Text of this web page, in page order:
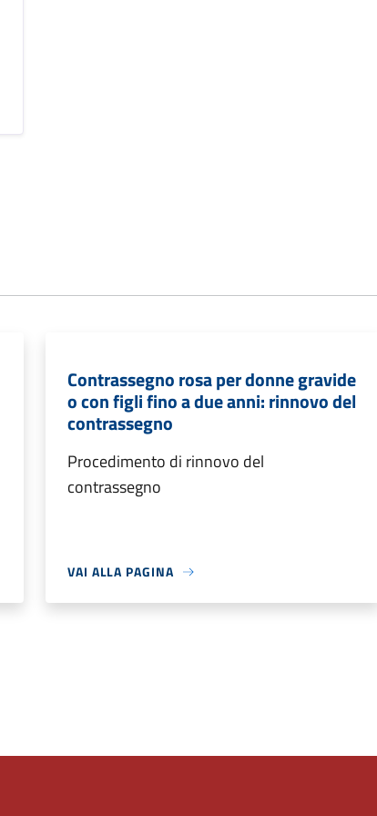
Contrassegno rosa per donne gravide
o con figli fino a due anni: rinnovo del
contrassegno
Procedimento di rinnovo del
contrassegno
VAI ALLA PAGINA